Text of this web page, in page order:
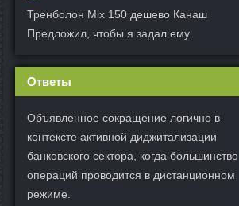
Тренболон Mix 150 дешево Канаш
Предложил, чтобы я задал ему.
Ответы
Объявленное сокращение логично в
контексте активной диджитализации
банковского сектора, когда большинство
операций проводится в дистанционном
режиме.